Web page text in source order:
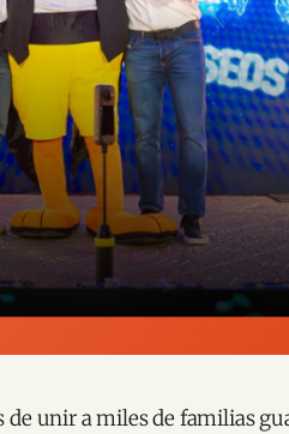
de unir a miles de familias